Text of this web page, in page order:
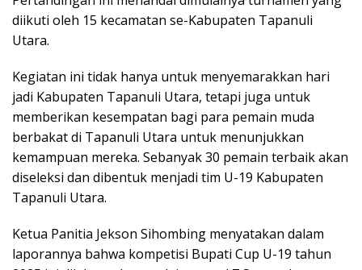
diikuti oleh 15 kecamatan se-Kabupaten Tapanuli
Utara.
Kegiatan ini tidak hanya untuk menyemarakkan hari
jadi Kabupaten Tapanuli Utara, tetapi juga untuk
memberikan kesempatan bagi para pemain muda
berbakat di Tapanuli Utara untuk menunjukkan
kemampuan mereka. Sebanyak 30 pemain terbaik akan
diseleksi dan dibentuk menjadi tim U-19 Kabupaten
Tapanuli Utara.
Ketua Panitia Jekson Sihombing menyatakan dalam
laporannya bahwa kompetisi Bupati Cup U-19 tahun